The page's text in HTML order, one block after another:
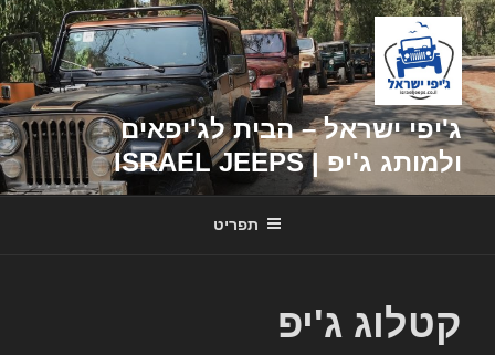
דילוג
לתוכן
ג'יפי ישראל – הבית לג'יפאים
ולמותג ג'יפ | ISRAEL JEEPS
תפריט
קטלוג ג'יפ